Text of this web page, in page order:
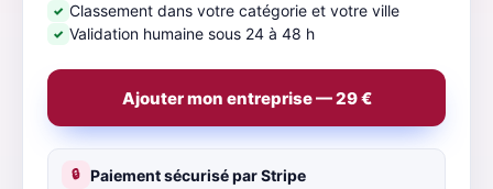
✓ Classement dans votre catégorie et votre ville
✓ Validation humaine sous 24 à 48 h
Ajouter mon entreprise — 29 €
🔒 Paiement sécurisé par Stripe